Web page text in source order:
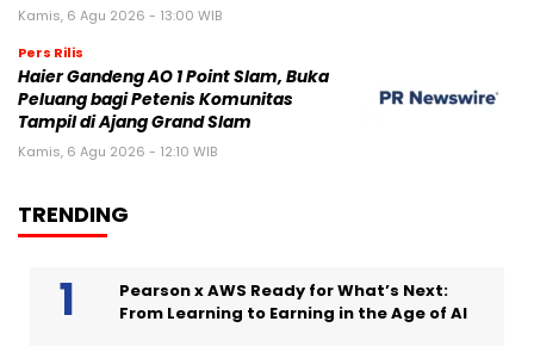
Kamis, 6 Agu 2026 - 13:00 WIB
Pers Rilis
Haier Gandeng AO 1 Point Slam, Buka
Peluang bagi Petenis Komunitas
Tampil di Ajang Grand Slam
Kamis, 6 Agu 2026 - 12:10 WIB
TRENDING
Pearson x AWS Ready for What’s Next:
From Learning to Earning in the Age of AI